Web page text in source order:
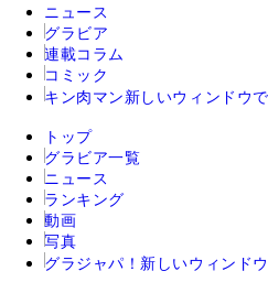
ニュース
グラビア
連載コラム
コミック
キン肉マン 新しいウィンドウで
トップ
グラビア一覧
ニュース
ランキング
動画
写真
グラジャパ！ 新しいウィンド